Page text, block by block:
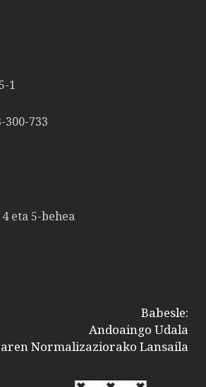
1
300-733
eta 5-behea
Babesle:
Andoaingo Udala
Normalizaziorako Lansaila